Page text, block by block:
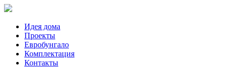
Идея дома
Проекты
Евробунгало
Комплектация
Контакты